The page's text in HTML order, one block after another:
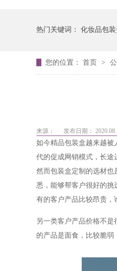
热门关键词： 化妆品包装
您的位置： 首页 >
来源： 发布日期：
如今精品包装盒越来越被
代的促成网销模式，长途
然而包装盒定制的选材也
悉，能够帮客户很好的挑
有的客户产品比较昂贵，
另一类客户产品价格不
的产品是面食，比较脆弱